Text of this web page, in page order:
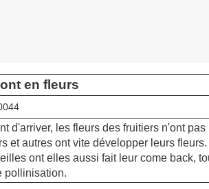
en fleurs
d'arriver, les fleurs des fruitiers n'ont
et autres ont vite développer leurs
ont elles aussi fait leur come back,
pollinisation.